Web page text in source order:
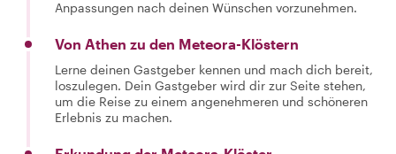
Anpassungen nach deinen Wünschen vorzunehmen.
Von Athen zu den Meteora-Klöstern
Lerne deinen Gastgeber kennen und mach dich bereit,
loszulegen. Dein Gastgeber wird dir zur Seite stehen,
um die Reise zu einem angenehmeren und schöneren
Erlebnis zu machen.